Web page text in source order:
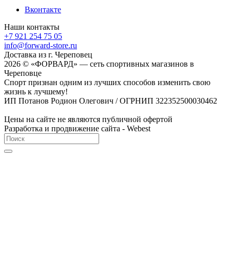
Вконтакте
Наши контакты
+7 921 254 75 05
info@forward-store.ru
Доставка из г. Череповец
2026 © «ФОРВАРД» — сеть спортивных магазинов в
Череповце
Спорт признан одним из лучших способов изменить свою
жизнь к лучшему!
ИП Потанов Родион Олегович / ОГРНИП 322352500030462
Цены на сайте не являются публичной офертой
Разработка и продвижение сайта - Webest